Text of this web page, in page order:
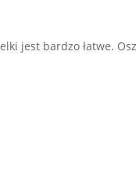
jest bardzo łatwe.